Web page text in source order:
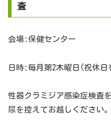
査
会場:保健センター
日時:毎月第2木曜日(祝休日
性器クラミジア感染症検査
尿を控えてお越しください